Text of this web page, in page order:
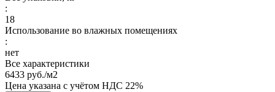
:
18
Использование во влажных помещениях
:
нет
Все характеристики
6433 руб./м2
Цена указана с учётом НДС 22%